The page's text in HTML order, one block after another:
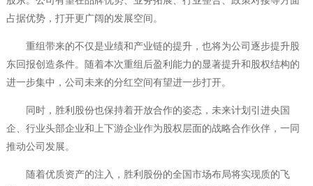
占据优势，打开更广阔的发展空间。
重组带来的不仅是业绩和产业链的提升，也将为公司逐步提升股
东回报创造条件。随着本次重组后盈利能力的显著提升和股权结构的
进一步集中，公司未来的分红空间有望进一步打开。
同时，胜利股份也保持着开放合作的姿态，未来计划引进央国
企、行业头部企业和上下游企业作为股权层面的战略合作伙伴，一同
推动公司发展。
随着优质资产的注入，胜利股份的全国市场布局将实现质的飞